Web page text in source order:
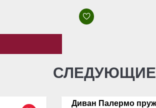
СЛЕДУЮЩИЕ
Диван Палермо